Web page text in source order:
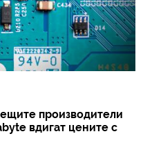
производители
вдигат цените с